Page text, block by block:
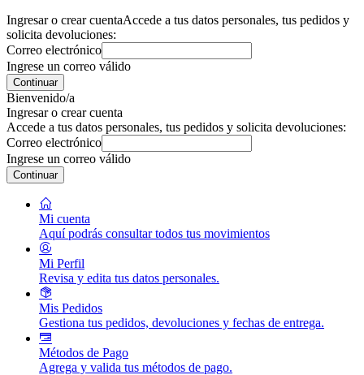
Ingresar o crear cuentaAccede a tus datos personales, tus pedidos y
solicita devoluciones:
Correo electrónico
Ingrese un correo válido
Continuar
Bienvenido/a
Ingresar o crear cuenta
Accede a tus datos personales, tus pedidos y solicita devoluciones:
Correo electrónico
Ingrese un correo válido
Continuar
Mi cuenta
Aquí podrás consultar todos tus movimientos
Mi Perfil
Revisa y edita tus datos personales.
Mis Pedidos
Gestiona tus pedidos, devoluciones y fechas de entrega.
Métodos de Pago
Agrega y valida tus métodos de pago.